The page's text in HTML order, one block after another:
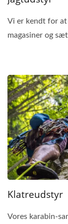
Vi er kendt for at
magasiner og
Klatreudstyr
Vores karabin-